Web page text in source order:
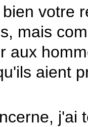
votre
mais
aux
aient
j'ai